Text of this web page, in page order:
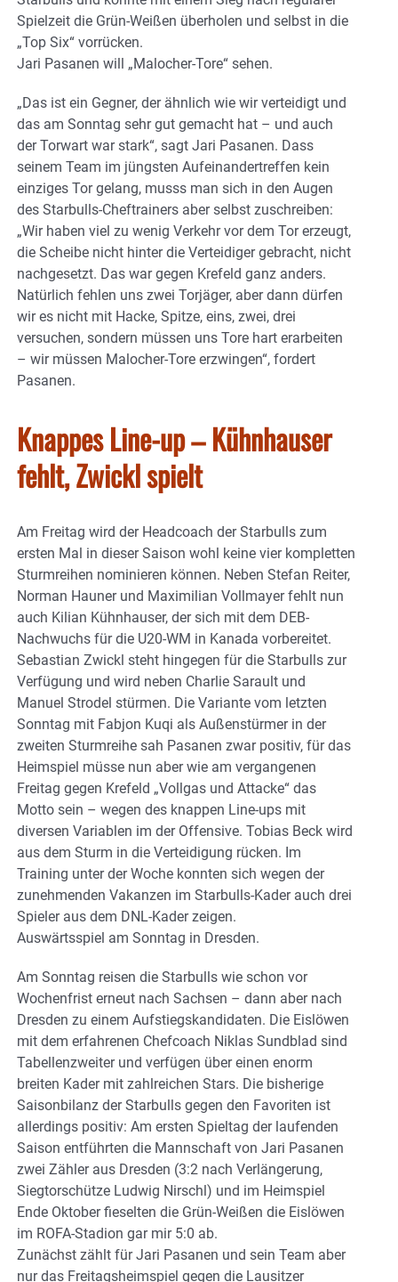
Spielzeit die Grün-Weißen überholen und selbst in die
„Top Six“ vorrücken.
Jari Pasanen will „Malocher-Tore“ sehen.
„Das ist ein Gegner, der ähnlich wie wir verteidigt und
das am Sonntag sehr gut gemacht hat – und auch
der Torwart war stark“, sagt Jari Pasanen. Dass
seinem Team im jüngsten Aufeinandertreffen kein
einziges Tor gelang, musss man sich in den Augen
des Starbulls-Cheftrainers aber selbst zuschreiben:
„Wir haben viel zu wenig Verkehr vor dem Tor erzeugt,
die Scheibe nicht hinter die Verteidiger gebracht, nicht
nachgesetzt. Das war gegen Krefeld ganz anders.
Natürlich fehlen uns zwei Torjäger, aber dann dürfen
wir es nicht mit Hacke, Spitze, eins, zwei, drei
versuchen, sondern müssen uns Tore hart erarbeiten
– wir müssen Malocher-Tore erzwingen“, fordert
Pasanen.
Knappes Line-up – Kühnhauser
fehlt, Zwickl spielt
Am Freitag wird der Headcoach der Starbulls zum
ersten Mal in dieser Saison wohl keine vier kompletten
Sturmreihen nominieren können. Neben Stefan Reiter,
Norman Hauner und Maximilian Vollmayer fehlt nun
auch Kilian Kühnhauser, der sich mit dem DEB-
Nachwuchs für die U20-WM in Kanada vorbereitet.
Sebastian Zwickl steht hingegen für die Starbulls zur
Verfügung und wird neben Charlie Sarault und
Manuel Strodel stürmen. Die Variante vom letzten
Sonntag mit Fabjon Kuqi als Außenstürmer in der
zweiten Sturmreihe sah Pasanen zwar positiv, für das
Heimspiel müsse nun aber wie am vergangenen
Freitag gegen Krefeld „Vollgas und Attacke“ das
Motto sein – wegen des knappen Line-ups mit
diversen Variablen im der Offensive. Tobias Beck wird
aus dem Sturm in die Verteidigung rücken. Im
Training unter der Woche konnten sich wegen der
zunehmenden Vakanzen im Starbulls-Kader auch drei
Spieler aus dem DNL-Kader zeigen.
Auswärtsspiel am Sonntag in Dresden.
Am Sonntag reisen die Starbulls wie schon vor
Wochenfrist erneut nach Sachsen – dann aber nach
Dresden zu einem Aufstiegskandidaten. Die Eislöwen
mit dem erfahrenen Chefcoach Niklas Sundblad sind
Tabellenzweiter und verfügen über einen enorm
breiten Kader mit zahlreichen Stars. Die bisherige
Saisonbilanz der Starbulls gegen den Favoriten ist
allerdings positiv: Am ersten Spieltag der laufenden
Saison entführten die Mannschaft von Jari Pasanen
zwei Zähler aus Dresden (3:2 nach Verlängerung,
Siegtorschütze Ludwig Nirschl) und im Heimspiel
Ende Oktober fieselten die Grün-Weißen die Eislöwen
im ROFA-Stadion gar mir 5:0 ab.
Zunächst zählt für Jari Pasanen und sein Team aber
nur das Freitagsheimspiel gegen die Lausitzer